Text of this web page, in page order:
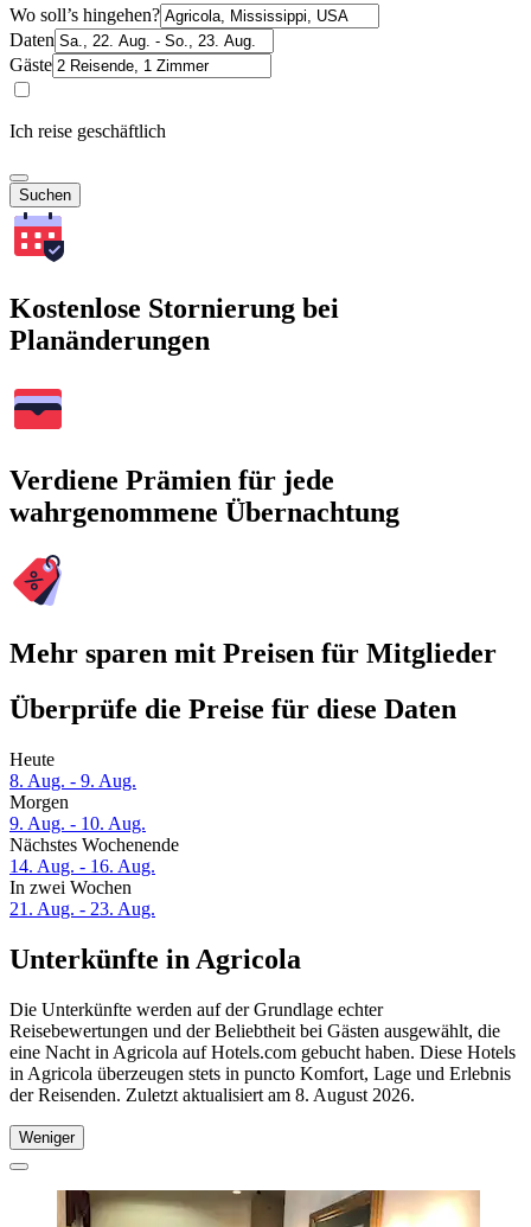
Wo soll’s hingehen?
Daten
Gäste
Ich reise geschäftlich
Suchen
Kostenlose Stornierung bei
Planänderungen
Verdiene Prämien für jede
wahrgenommene Übernachtung
Mehr sparen mit Preisen für Mitglieder
Überprüfe die Preise für diese Daten
Heute
8. Aug. - 9. Aug.
Morgen
9. Aug. - 10. Aug.
Nächstes Wochenende
14. Aug. - 16. Aug.
In zwei Wochen
21. Aug. - 23. Aug.
Unterkünfte in Agricola
Die Unterkünfte werden auf der Grundlage echter
Reisebewertungen und der Beliebtheit bei Gästen ausgewählt, die
eine Nacht in Agricola auf Hotels.com gebucht haben. Diese Hotels
in Agricola überzeugen stets in puncto Komfort, Lage und Erlebnis
der Reisenden. Zuletzt aktualisiert am 8. August 2026.
Weniger